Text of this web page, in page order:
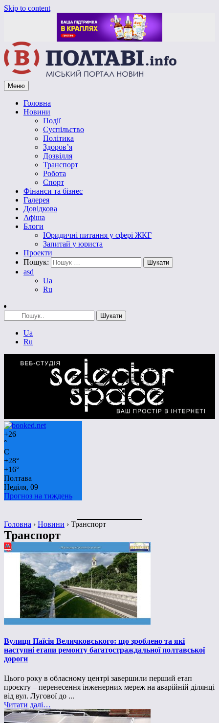
Skip to content
Vpoltave.info
Полтавський портал новин
Меню
Головна
Новини
Події
Суспільство
Політика
Здоров’я
Дозвілля
Транспорт
Робота
Спорт
Фінанси та бізнес
Галерея
Довідкова
Афіша
Блоги
Юридичні питання у сфері ЖКГ
Запитай у юриста
Проекти
Пошук:
asd
Ua
Ru
Ua
Ru
+26
°
C
+28°
+16°
Полтава
Неділя, 09
Прогноз на тиждень
Головна › Новини › Транспорт
Транспорт
Вулиця Паїсія Величковського: що зроблено та які
наступні етапи ремонту багатостраждальної полтавської
дороги
Цього року в обласному центрі завершили перший етап
проєкту – перенесення інженерних мереж на аварійній ділянці
від вул. Лугової до ...
Читати далі…